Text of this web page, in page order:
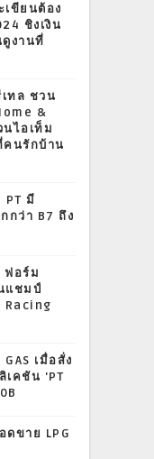
เขียนต้อง
ชิงเงิน
งานที่
ทล ชวน
&
ไอเท็ม
คนรักบ้าน
PT มี
กว่า B7 ถึง
ฟอร์ม
แชมป์
Racing
เมื่อสั่ง
คชัน 'PT
ดขาย LPG